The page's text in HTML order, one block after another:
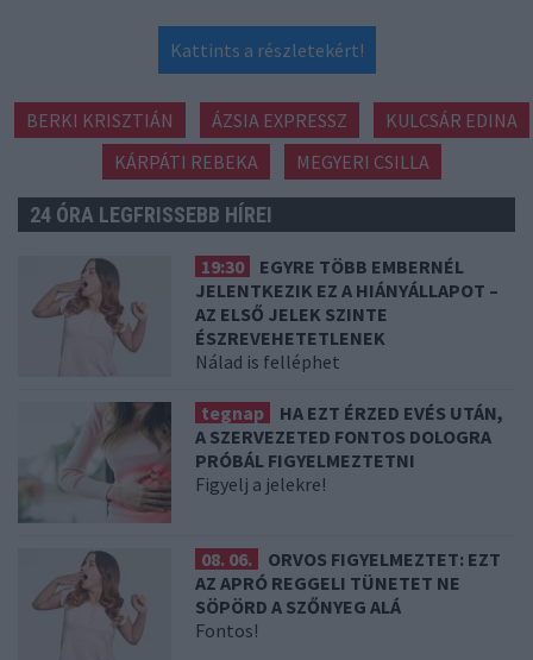
Kattints a részletekért!
BERKI KRISZTIÁN ÁZSIA EXPRESSZ
KULCSÁR EDINA
KÁRPÁTI REBEKA
MEGYERI CSILLA
24 ÓRA LEGFRISSEBB HÍREI
19:30
EGYRE TÖBB EMBERNÉL
JELENTKEZIK EZ A HIÁNYÁLLAPOT –
AZ ELSŐ JELEK SZINTE
ÉSZREVEHETETLENEK
Nálad is felléphet
tegnap
HA EZT ÉRZED EVÉS UTÁN,
A SZERVEZETED FONTOS DOLOGRA
PRÓBÁL FIGYELMEZTETNI
Figyelj a jelekre!
08. 06.
ORVOS FIGYELMEZTET: EZT
AZ APRÓ REGGELI TÜNETET NE
SÖPÖRD A SZŐNYEG ALÁ
Fontos!